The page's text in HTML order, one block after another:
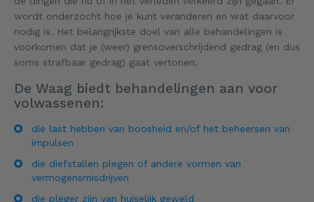
wordt onderzocht hoe je kunt veranderen en wat daarvoor
nodig is. Het belangrijkste doel van alle behandelingen is
voorkomen dat je (weer) grensoverschrijdend gedrag (en dus
soms strafbaar gedrag) gaat vertonen.
De Waag biedt behandelingen aan voor
volwassenen:
die last hebben van boosheid en/of het beheersen van
impulsen
die diefstallen plegen of andere vormen van
vermogensmisdrijven
die pleger zijn van huiselijk geweld